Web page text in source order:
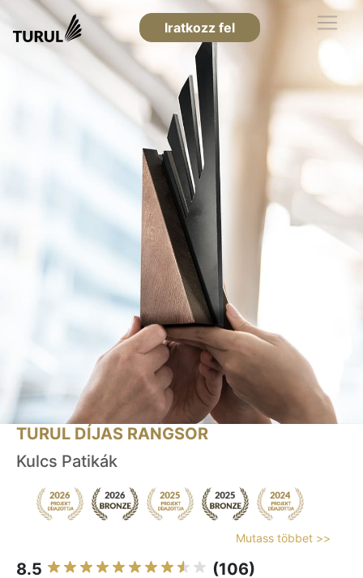
Iratkozz fel
TURUL DÍJAS RANGSOR
Kulcs Patikák
Mutass többet >>
8.5 (106)